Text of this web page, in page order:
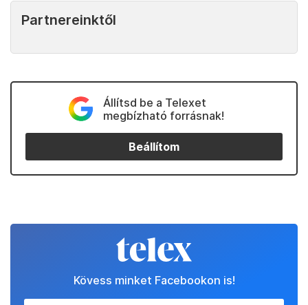
Partnereinktől
Állítsd be a Telexet
megbízható forrásnak!
Beállítom
Kövess minket Facebookon is!